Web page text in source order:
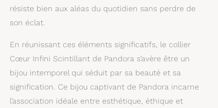
résiste bien aux aléas du quotidien sans perdre de
son éclat.
En réunissant ces éléments significatifs, le collier
Cœur Infini Scintillant de Pandora s’avère être un
bijou intemporel qui séduit par sa beauté et sa
signification. Ce bijou captivant de Pandora incarne
l’association idéale entre esthétique, éthique et